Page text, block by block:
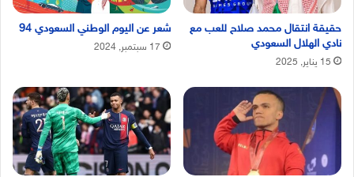
حقيقة انتقال محمد صلاح للعب مع
نادي الهلال السعودي
15 يناير, 2025
شعر عن اليوم الوطني السعودي 94
17 سبتمبر, 2024